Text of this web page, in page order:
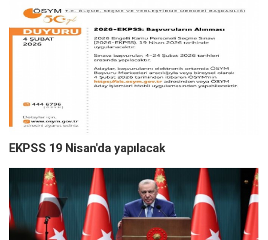
EKPSS 19 Nisan'da yapılacak